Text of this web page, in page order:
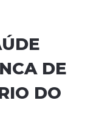
DE
DO